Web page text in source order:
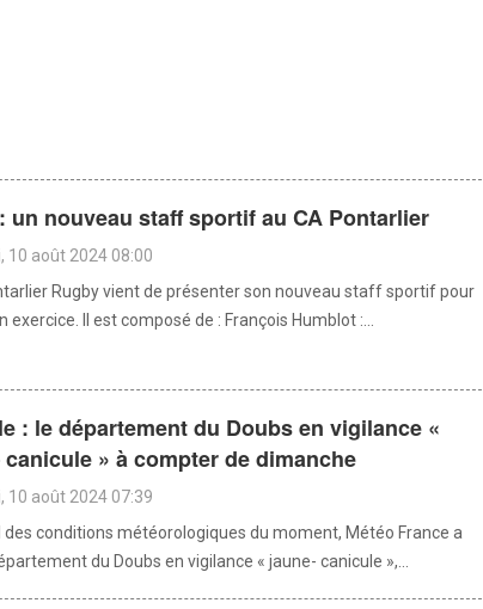
un nouveau staff sportif au CA Pontarlier
10 août 2024 08:00
Rugby vient de présenter son nouveau staff sportif pour
exercice. Il est composé de : François Humblot :...
: le département du Doubs en vigilance «
canicule » à compter de dimanche
10 août 2024 07:39
des conditions météorologiques du moment, Météo France a
du Doubs en vigilance « jaune- canicule »,...